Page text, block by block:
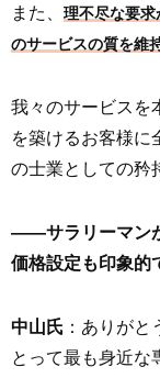
また、 理不尽な要
のサービスの質を維
我々のサービスを
を築けるお客様に
の士業としての矜
――サラリーマン
価格設定も印象的
中山氏 ：ありが
とって最も身近な